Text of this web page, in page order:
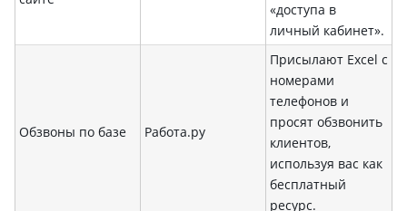
«доступа в
личный кабинет».
Обзвоны по базе Работа.ру
Присылают Excel с
номерами
телефонов и
просят обзвонить
клиентов,
используя вас как
бесплатный
ресурс.